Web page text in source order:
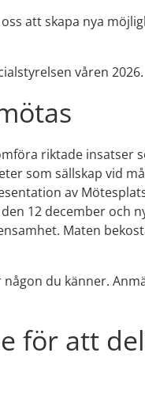
att skapa nya
våren 2026.
riktade insatser
som sällskap vid
av
12 december och
Maten
du känner.
för att